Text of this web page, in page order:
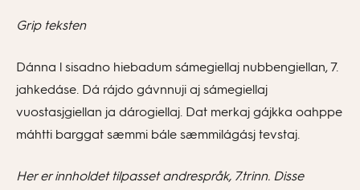
Grip teksten
Dánna l sisadno hiebadum sámegiellaj nubbengiellan, 7.
jahkedáse. Dá rájdo gávnnuji aj sámegiellaj
vuostasjgiellan ja dárogiellaj. Dat merkaj gájkka oahppe
máhtti barggat sæmmi bále sæmmilágásj tevstaj.
Her er innholdet tilpasset andrespråk, 7.trinn. Disse